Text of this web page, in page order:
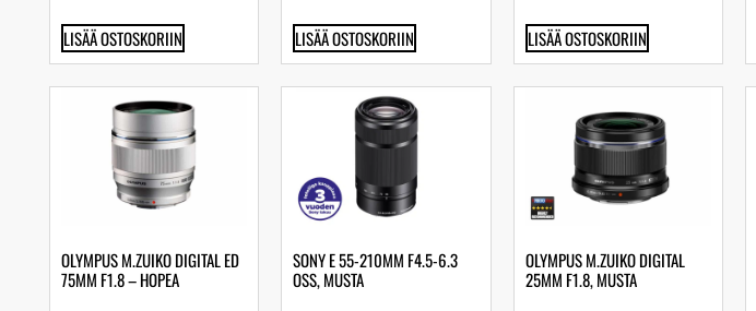
LISÄÄ OSTOSKORIIN LISÄÄ OSTOSKORIIN LISÄÄ OSTOSKORIIN
OLYMPUS M.ZUIKO DIGITAL ED
75MM F1.8 – HOPEA
SONY E 55-210MM F4.5-6.3
OSS, MUSTA
OLYMPUS M.ZUIKO DIGITAL
25MM F1.8, MUSTA